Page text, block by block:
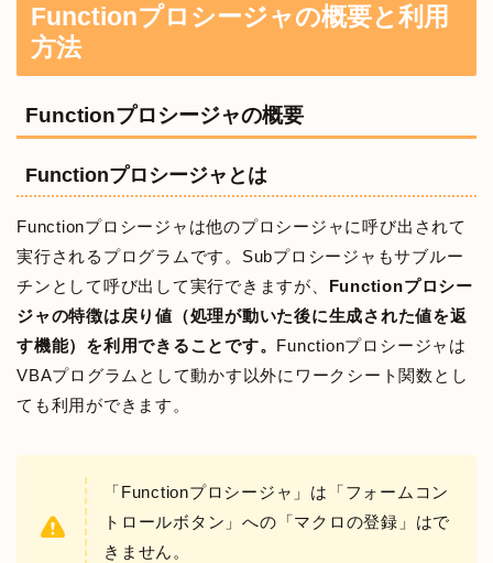
Functionプロシージャの概要と利用
方法
Functionプロシージャの概要
Functionプロシージャとは
Functionプロシージャは他のプロシージャに呼び出されて
実行されるプログラムです。Subプロシージャもサブルー
チンとして呼び出して実行できますが、 Functionプロシー
ジャの特徴は戻り値（処理が動いた後に生成された値を返
す機能）を利用できることです。 Functionプロシージャは
VBAプログラムとして動かす以外にワークシート関数とし
ても利用ができます。
「Functionプロシージャ」は「フォームコン
トロールボタン」への「マクロの登録」はで
きません。